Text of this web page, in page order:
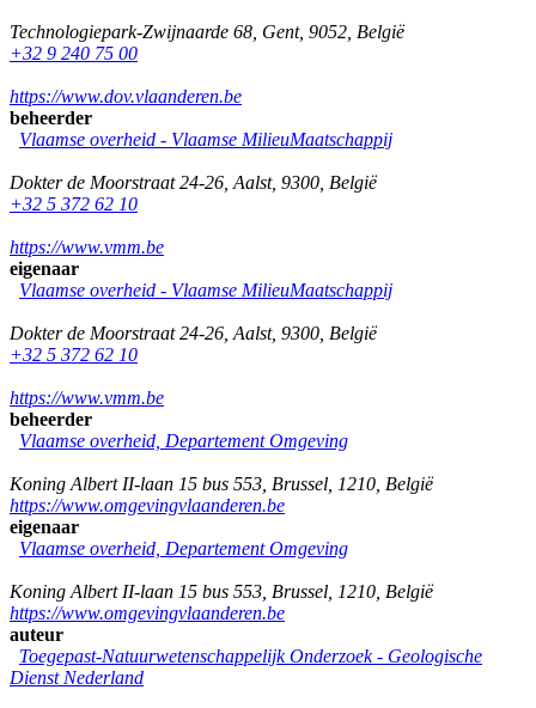
Technologiepark-Zwijnaarde 68 Gent, 9052 België
+32 9 240 75 00
https://www.dov.vlaanderen.be
beheerder
Vlaamse overheid - Vlaamse MilieuMaatschappij
Dokter de Moorstraat 24-26 Aalst, 9300 België
+32 5 372 62 10
https://www.vmm.be
eigenaar
Vlaamse overheid - Vlaamse MilieuMaatschappij
Dokter de Moorstraat 24-26 Aalst, 9300 België
+32 5 372 62 10
https://www.vmm.be
beheerder
Vlaamse overheid, Departement Omgeving
Koning Albert II-laan 15 bus 553 Brussel 1210 België
https://www.omgevingvlaanderen.be
eigenaar
Vlaamse overheid, Departement Omgeving
Koning Albert II-laan 15 bus 553 Brussel 1210 België
https://www.omgevingvlaanderen.be
auteur
Toegepast-Natuurwetenschappelijk Onderzoek - Geologische
Dienst Nederland